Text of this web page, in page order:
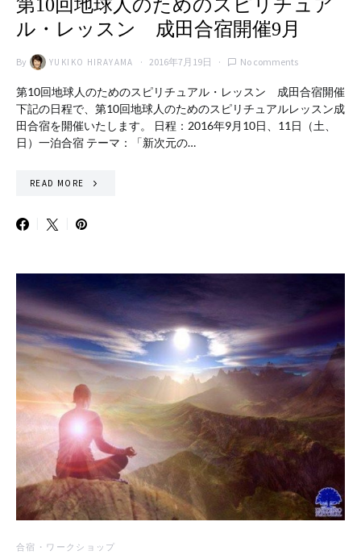
第10回地球人のためのスピリチュア
ル・レッスン 成田合宿開催9月
By YUKIKO HIRAYAMA 2016年7月19日 No comments
第10回地球人のためのスピリチュアル・レッスン 成田合宿開催
下記の日程で、第10回地球人のためのスピリチュアルレッスン成
田合宿を開催いたします。 日程：2016年9月10日、11日（土、
日）一泊合宿 テーマ：「新次元の…
READ MORE
合宿・ワークショップ